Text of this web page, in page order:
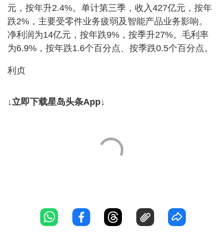
元，按年升2.4%。单计第三季，收入427亿元，按年
跌2%，主要受零件业务疲弱及智能产品业务影响。
净利润为14亿元，按年跌9%，按季升27%。毛利率
为6.9%，按年跌1.6个百分点、按季跌0.5个百分点。
利贞
↓立即下载星岛头条App↓